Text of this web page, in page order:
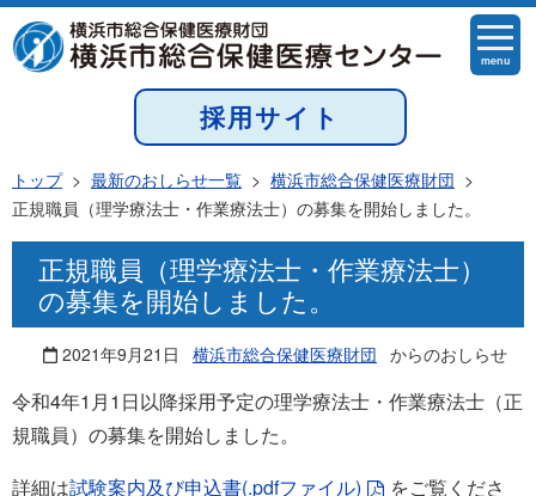
menu
採用サイト
トップ> 最新のおしらせ一覧 > 横浜市総合保健医療財団 >
正規職員（理学療法士・作業療法士）の募集を開始しました。
正規職員（理学療法士・作業療法士）
の募集を開始しました。
2021年9月21日 横浜市総合保健医療財団 からのおしらせ
令和4年1月1日以降採用予定の理学療法士・作業療法士（正
規職員）の募集を開始しました。
詳細は試験案内及び申込書(.pdfファイル)
をご覧くださ